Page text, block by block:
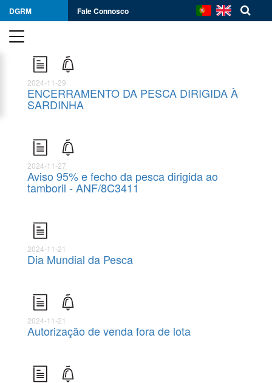
DGRM Fale Connosco
2024-11-29
ENCERRAMENTO DA PESCA DIRIGIDA À
SARDINHA
2024-11-27
Aviso 95% e fecho da pesca dirigida ao
tamboril - ANF/8C3411
2024-11-21
Dia Mundial da Pesca
2024-11-21
Autorização de venda fora de lota